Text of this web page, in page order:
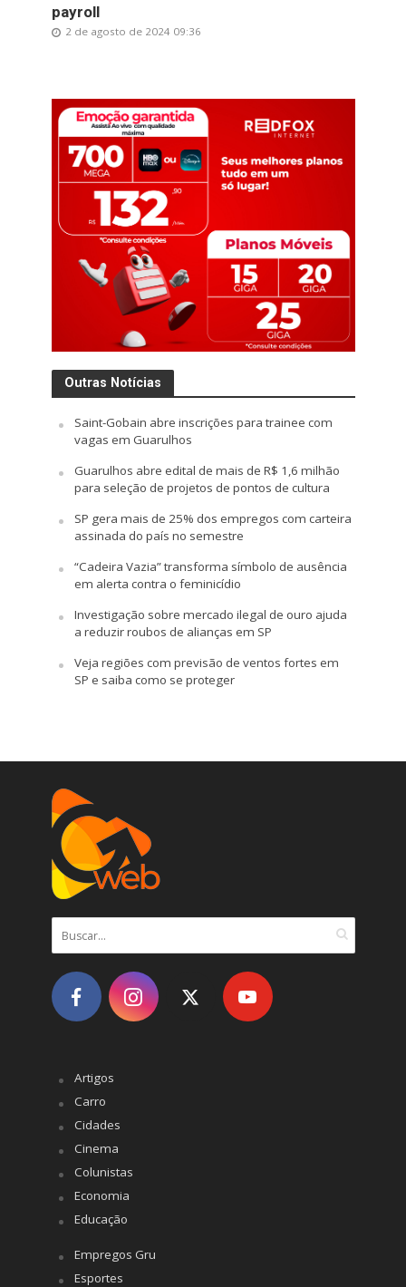
payroll
2 de agosto de 2024 09:36
Outras Notícias
Saint-Gobain abre inscrições para trainee com
vagas em Guarulhos
Guarulhos abre edital de mais de R$ 1,6 milhão
para seleção de projetos de pontos de cultura
SP gera mais de 25% dos empregos com carteira
assinada do país no semestre
“Cadeira Vazia” transforma símbolo de ausência
em alerta contra o feminicídio
Investigação sobre mercado ilegal de ouro ajuda
a reduzir roubos de alianças em SP
Veja regiões com previsão de ventos fortes em
SP e saiba como se proteger
Artigos
Carro
Cidades
Cinema
Colunistas
Economia
Educação
Empregos Gru
Esportes